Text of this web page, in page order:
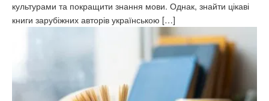
культурами та покращити знання мови. Однак, знайти цікаві
книги зарубіжних авторів українською […]